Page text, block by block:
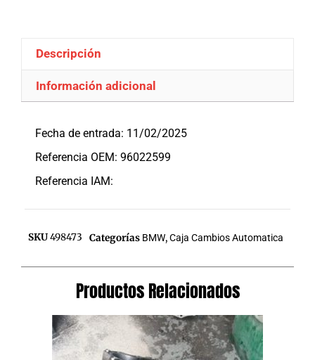
Descripción
Información adicional
Fecha de entrada: 11/02/2025
Referencia OEM: 96022599
Referencia IAM:
SKU498473 Categorías BMW,Caja Cambios Automatica
Productos Relacionados